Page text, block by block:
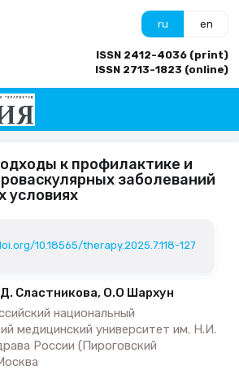
ru en
ISSN 2412-4036 (print)
ISSN 2713-1823 (online)
к профилактике и
заболеваний
условиях
10.18565/therapy.2025.7.118-127
Сластникова, О.О Шархун
национальный
медицинский университет им. Н.И.
России (Пироговский